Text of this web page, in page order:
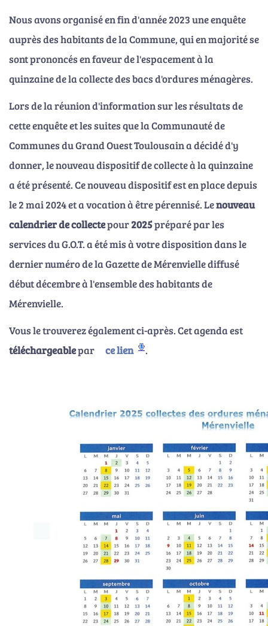
Nous avons organisé en fin d'année 2023 une enquête
auprès des habitants de la Commune, qui en majorité se
sont prononcés en faveur de l'espacement à la
quinzaine de la collecte des bacs d'ordures ménagères.
Lors de la réunion d'information sur les résultats de
cette enquête et les suites que la Communauté de
Communes du Grand Ouest Toulousain a décidé d'y
donner, le nouveau dispositif de collecte à la quinzaine
a été présenté. Ce nouveau dispositif est en place depuis
le 2 mai 2024 et a vocation à être pérennisé. Lenouveau
calendrier de collectepour2025préparé par les
services du G.O.T. a été mis à votre disposition dans le
dernier numéro de la Gazette de Mérenvielle diffusé
début décembre à l'ensemble des habitants de
Mérenvielle.
Vous le trouverez également ci-après. Cet agenda est
téléchargeablepar ce lien .